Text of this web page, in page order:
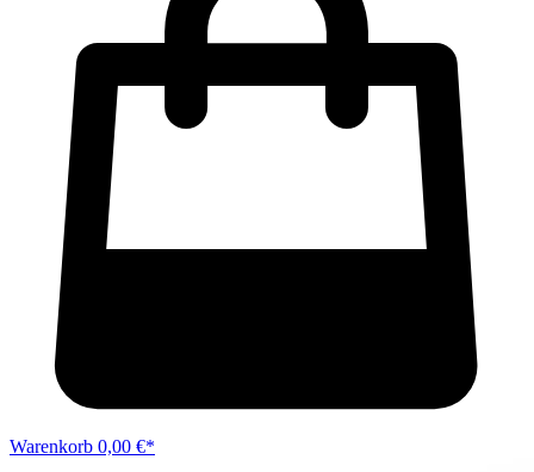
Warenkorb 0,00 €*